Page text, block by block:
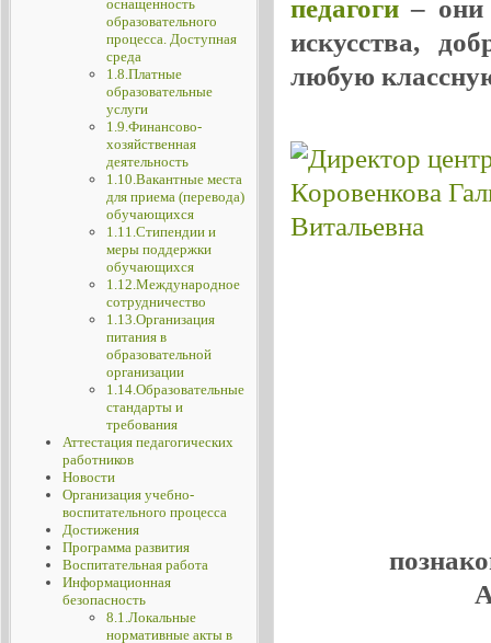
оснащенность
образовательного
процесса. Доступная
среда
1.8.Платные
образовательные
услуги
1.9.Финансово-
хозяйственная
деятельность
1.10.Вакантные места
для приема (перевода)
обучающихся
1.11.Стипендии и
меры поддержки
обучающихся
1.12.Международное
сотрудничество
1.13.Организация
питания в
образовательной
организации
1.14.Образовательные
стандарты и
требования
Аттестация педагогических
работников
Новости
Организация учебно-
воспитательного процесса
Достижения
Программа развития
Воспитательная работа
Информационная
безопасность
8.1.Локальные
нормативные акты в
педагоги– они
искусства,
любую